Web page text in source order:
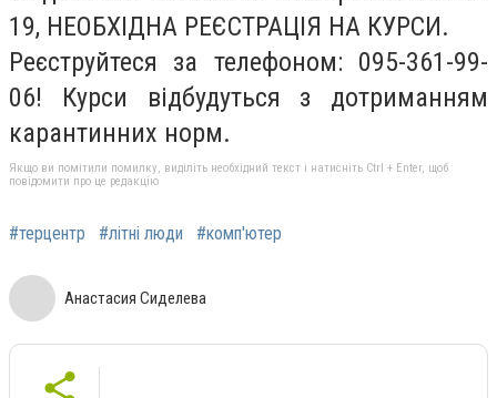
19, НЕОБХІДНА РЕЄСТРАЦІЯ НА КУРСИ.
Реєструйтеся за телефоном: 095-361-99-
06! Курси відбудуться з дотриманням
карантинних норм.
Якщо ви помітили помилку, виділіть необхідний текст і натисніть Ctrl + Enter, щоб
повідомити про це редакцію
#терцентр #літні люди #комп'ютер
Анастасия Сиделева